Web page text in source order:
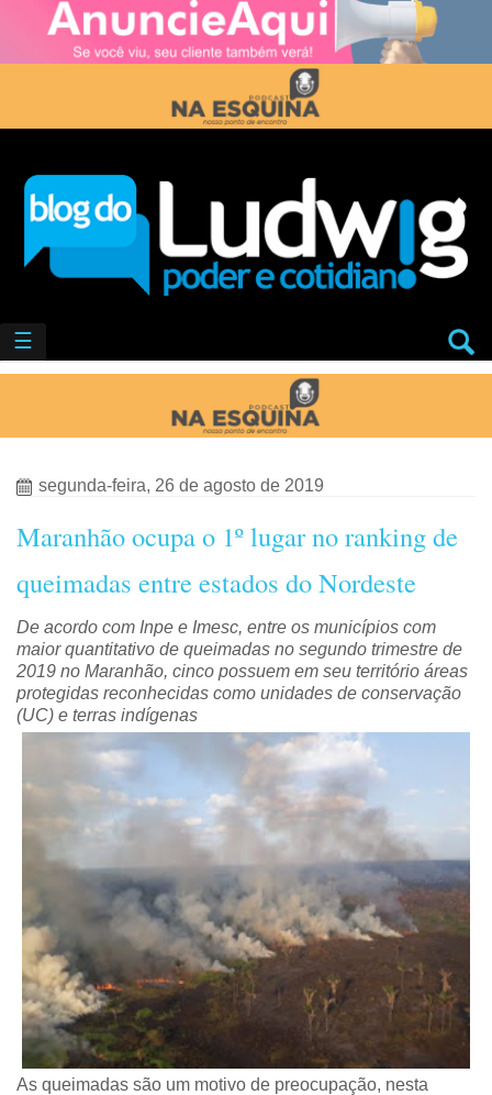
☰
segunda-feira, 26 de agosto de 2019
Maranhão ocupa o 1º lugar no ranking de
queimadas entre estados do Nordeste
De acordo com Inpe e Imesc, entre os municípios com
maior quantitativo de queimadas no segundo trimestre de
2019 no Maranhão, cinco possuem em seu território áreas
protegidas reconhecidas como unidades de conservação
(UC) e terras indígenas
As queimadas são um motivo de preocupação, nesta